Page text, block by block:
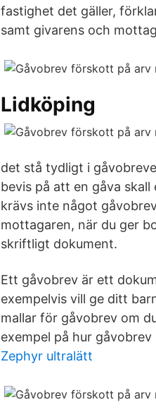
fastighet det gäller,
samt givarens och
Lidköping
det stå tydligt i
bevis på att en gåva
krävs inte något
mottagaren, när du ger
skriftligt dokument.
Ett gåvobrev är ett
exempelvis vill ge ditt
mallar för gåvobrev om
exempel på hur
Zephyr ultralätt